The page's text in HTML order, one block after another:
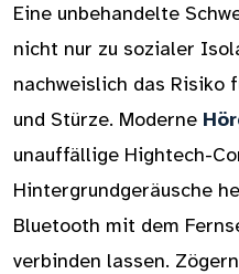
Eine unbehandelte
nicht nur zu sozialer
nachweislich das Risiko
und Stürze. Moderne
unauffällige Hightech-
Hintergrundgeräusche
Bluetooth mit dem
verbinden lassen.